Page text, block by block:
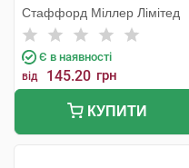
Стаффорд Міллер Лімітед
Є в наявності
від 145.20 грн
КУПИТИ